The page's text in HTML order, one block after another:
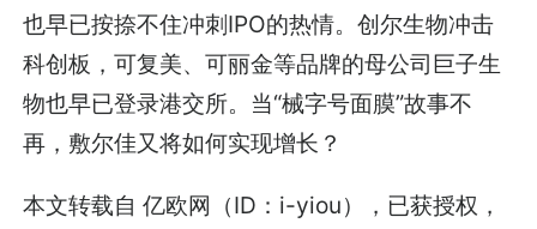
也早已按捺不住冲刺IPO的热情。创尔生物冲击
科创板，可复美、可丽金等品牌的母公司巨子生
物也早已登录港交所。当“械字号面膜”故事不
再，敷尔佳又将如何实现增长？
本文转载自 亿欧网（ID：i-yiou），已获授权，